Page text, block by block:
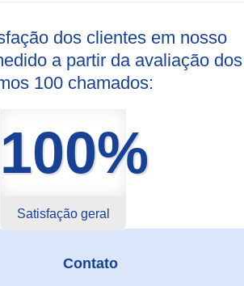
Sites
Agent
dos clientes em nosso
a partir da avaliação dos
100 chamados:
100%
Satisfação geral
Contato